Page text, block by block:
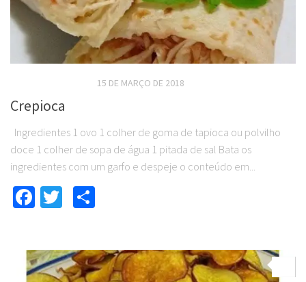
15 DE MARÇO DE 2018
Crepioca
Ingredientes 1 ovo 1 colher de goma de tapioca ou polvilho
doce 1 colher de sopa de água 1 pitada de sal Bata os
ingredientes com um garfo e despeje o conteúdo em...
Facebook
Twitter